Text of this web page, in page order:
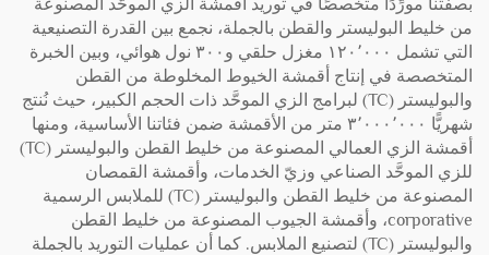
بصفتنا مورِّدًا متخصصًا في توريد أقمشة الزي الموحَّد المصنوعة
من خليط البوليستر والقطن بالجملة، نجمع بين القدرة التصنيعية
التي تشمل ١٢٠٬٠٠٠ مغزل حلقي و٣٠٠ نول هوائي، وبين الخبرة
المتخصصة في إنتاج أقمشة الخيوط المخلوطة من القطن
والبوليستر (TC) لبرامج الزي الموحَّد ذات الحجم الكبير، حيث نُنتج
شهريًّا ٣٬٠٠٠٬٠٠٠ متر من الأقمشة ضمن فئاتنا الأساسية، ومنها
أقمشة الزي العمالي المصنوعة من خليط القطن والبوليستر (TC)
للزي الموحَّد الصناعي وزيّ الخدمات، وأقمشة القمصان
المصنوعة من خليط القطن والبوليستر (TC) للملابس الرسمية
corporative، وأقمشة الجيوب المصنوعة من خليط القطن
والبوليستر (TC) لتصنيع الملابس. كما أن عمليات التوريد بالجملة